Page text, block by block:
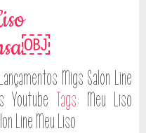
Lançamentos Migs Salon Line
Youtube Tags: Meu Liso
Line Meu Liso